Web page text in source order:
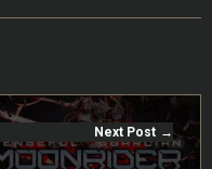
Next Post